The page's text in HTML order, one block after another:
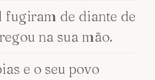
fugiram de diante de
na sua mão.
e o seu povo